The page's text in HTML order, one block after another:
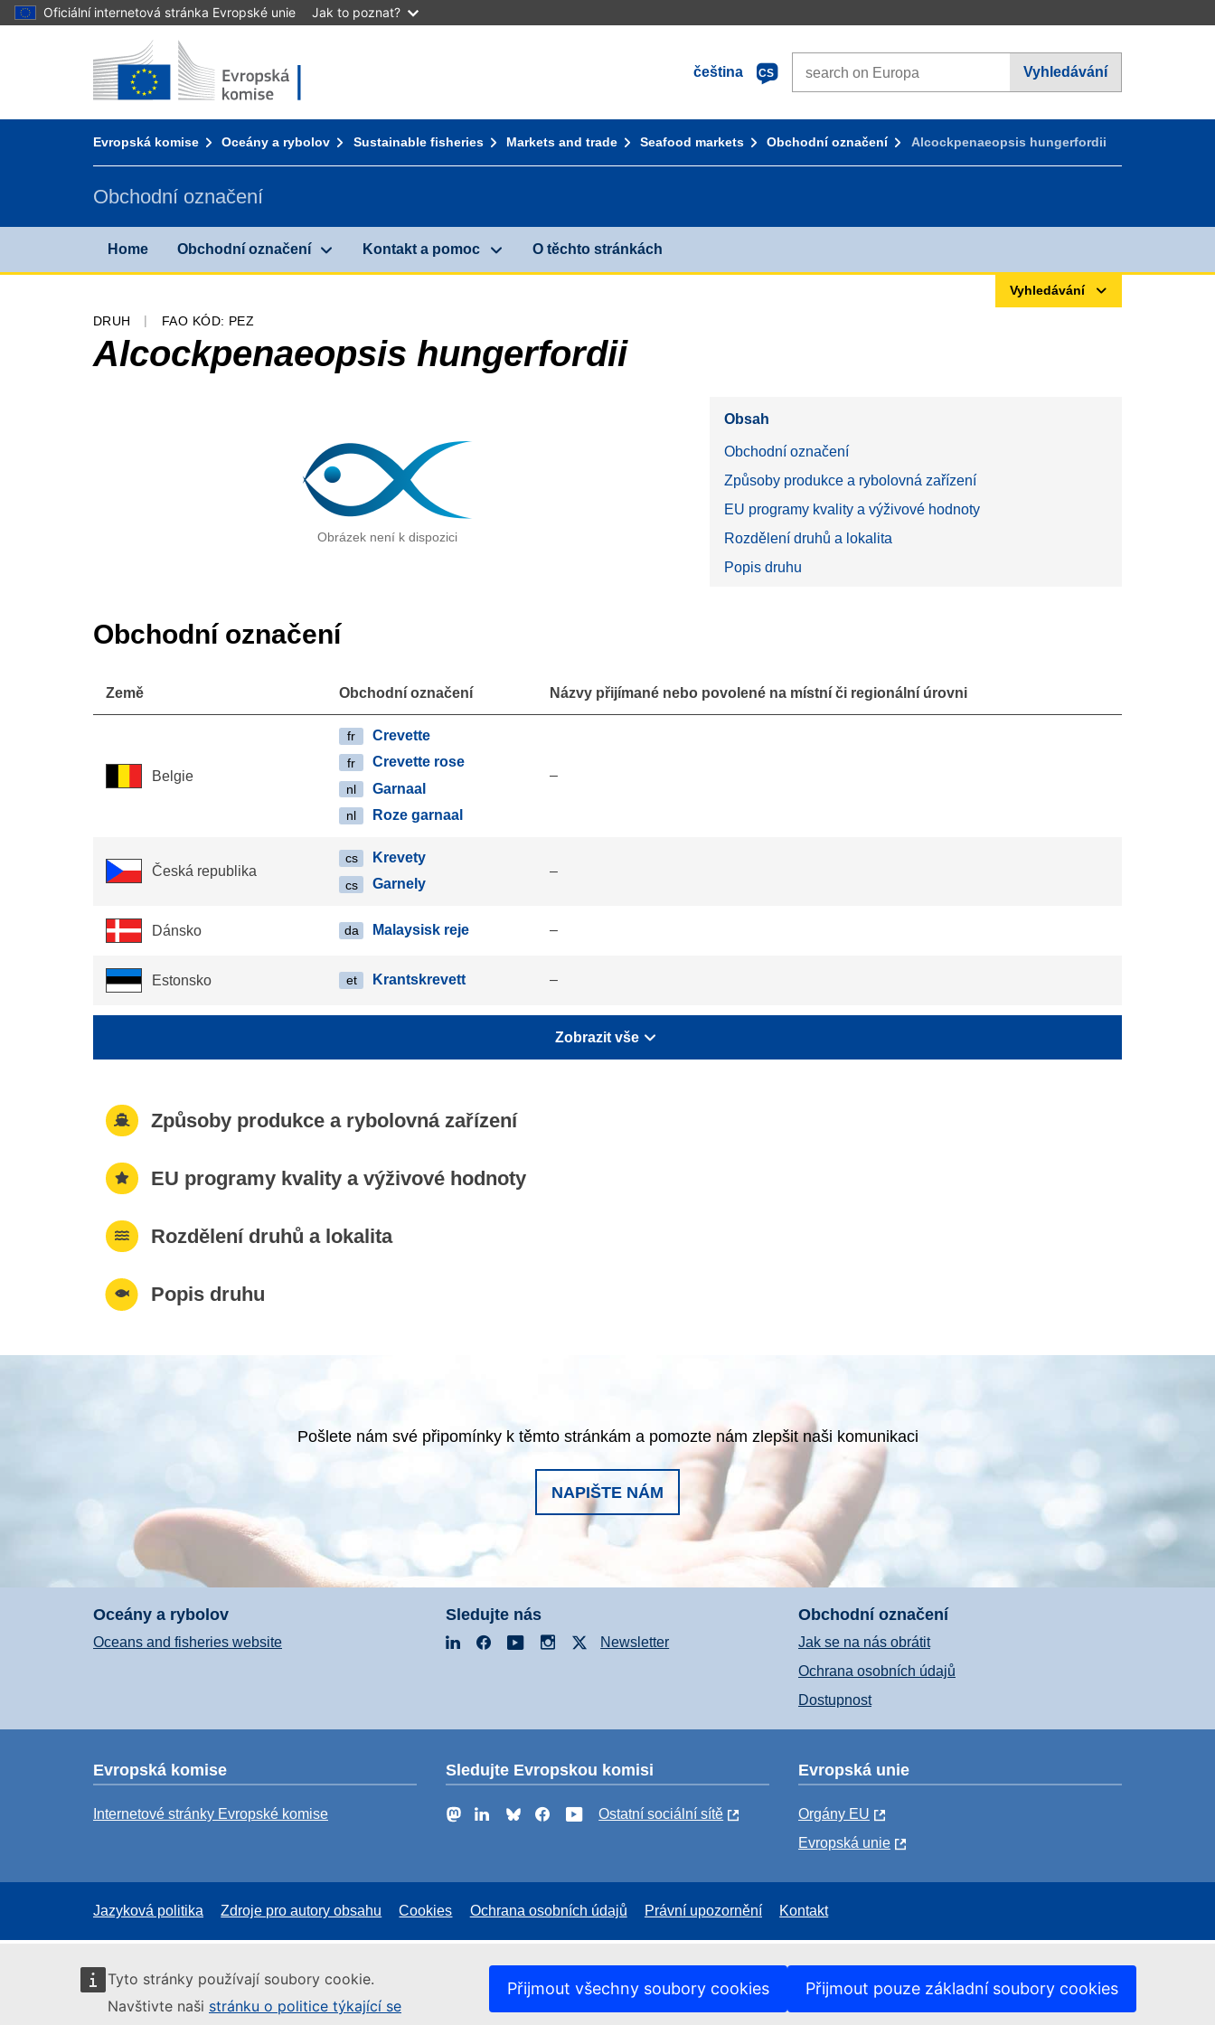
Oficiální internetová stránka Evropské unie Jak to poznat?
Tyto stránky používají soubory cookie.
Navštivte naši stránku o politice týkající se
Přijmout všechny soubory cookies Přijmout pouze základní soubory cookies
Home - Evropská komise
čeština
CS Vyhledávání
Evropská komise Oceány a rybolov Sustainable fisheries Markets and trade Seafood markets Obchodní označení Alcockpenaeopsis hungerfordii
Obchodní označení
Home Obchodní označení Kontakt a pomoc O těchto stránkách
Vyhledávání
DRUH FAO KÓD: PEZ
Alcockpenaeopsis hungerfordii
Obrázek není k dispozici
Obsah
Obchodní označení
Způsoby produkce a rybolovná zařízení
EU programy kvality a výživové hodnoty
Rozdělení druhů a lokalita
Popis druhu
Obchodní označení
Země Obchodní označení Názvy přijímané nebo povolené na místní či regionální úrovni
Belgie
fr Crevette
fr Crevette rose
nl Garnaal
nl Roze garnaal
–
Česká republika
cs Krevety
cs Garnely
–
Dánsko da Malaysisk reje –
Estonsko et Krantskrevett –
Zobrazit vše
Způsoby produkce a rybolovná zařízení
EU programy kvality a výživové hodnoty
Rozdělení druhů a lokalita
Popis druhu
Pošlete nám své připomínky k těmto stránkám a pomozte nám zlepšit naši komunikaci
NAPIŠTE NÁM
Oceány a rybolov
Oceans and fisheries website
Sledujte nás
LinkedInFacebookYouTubeInstagramNewsletter
Obchodní označení
Jak se na nás obrátit
Ochrana osobních údajů
Dostupnost
Evropská komise
Internetové stránky Evropské komise
Sledujte Evropskou komisi
MastodonLinkedInBlueskyFacebookYouTube
Ostatní sociální sítě
Evropská unie
Orgány EU
Evropská unie
Jazyková politika Zdroje pro autory obsahu Cookies Ochrana osobních údajů Právní upozornění Kontakt